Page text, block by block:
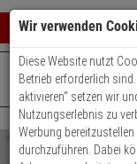
Shop
+49 (0)821 899
Wir verwenden
Diese Website nutzt
Betrieb erforderlich
aktivieren“ setzen wir
Nutzungserlebnis zu
Werbung
durchzuführen. Dabei